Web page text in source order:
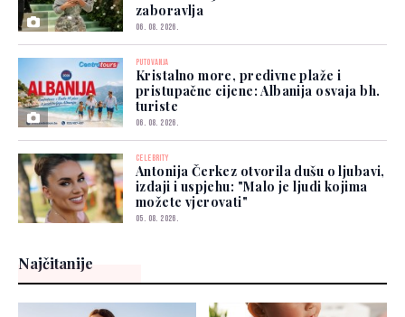
zaboravlja
06. 08. 2026.
PUTOVANJA
Kristalno more, predivne plaže i
pristupačne cijene: Albanija osvaja bh.
turiste
06. 08. 2026.
CELEBRITY
Antonija Čerkez otvorila dušu o ljubavi,
izdaji i uspjehu: "Malo je ljudi kojima
možete vjerovati"
05. 08. 2026.
Najčitanije